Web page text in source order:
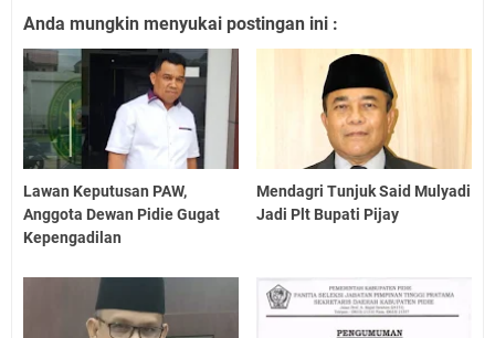
Anda mungkin menyukai postingan ini :
Lawan Keputusan PAW,
Anggota Dewan Pidie Gugat
Kepengadilan
Mendagri Tunjuk Said Mulyadi
Jadi Plt Bupati Pijay